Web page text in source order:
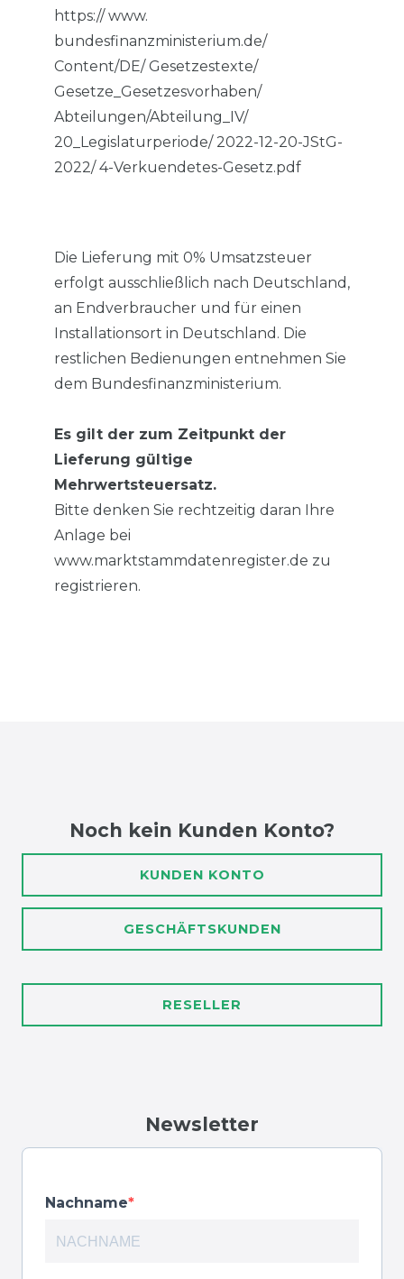
https:// www.
bundesfinanzministerium.de/
Content/DE/ Gesetzestexte/
Gesetze_Gesetzesvorhaben/
Abteilungen/Abteilung_IV/
20_Legislaturperiode/ 2022-12-20-JStG-
2022/ 4-Verkuendetes-Gesetz.pdf
Die Lieferung mit 0% Umsatzsteuer
erfolgt ausschließlich nach Deutschland,
an Endverbraucher und für einen
Installationsort in Deutschland. Die
restlichen Bedienungen entnehmen Sie
dem Bundesfinanzministerium.
Es gilt der zum Zeitpunkt der
Lieferung gültige
Mehrwertsteuersatz.
Bitte denken Sie rechtzeitig daran Ihre
Anlage bei
www.marktstammdatenregister.de zu
registrieren.
Noch kein Kunden Konto?
KUNDEN KONTO
GESCHÄFTSKUNDEN
RESELLER
Newsletter
Nachname